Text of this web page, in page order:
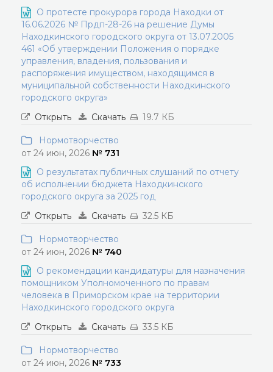
О протесте прокурора города Находки от
16.06.2026 № Прдп-28-26 на решение Думы
Находкинского городского округа от 13.07.2005
461 «Об утверждении Положения о порядке
управления, владения, пользования и
распоряжения имуществом, находящимся в
муниципальной собственности Находкинского
городского округа»
Открыть
Скачать 19.7 КБ
Нормотворчество
от 24 июн, 2026 № 731
О результатах публичных слушаний по отчету
об исполнении бюджета Находкинского
городского округа за 2025 год
Открыть
Скачать 32.5 КБ
Нормотворчество
от 24 июн, 2026 № 740
О рекомендации кандидатуры для назначения
помощником Уполномоченного по правам
человека в Приморском крае на территории
Находкинского городского округа
Открыть
Скачать 33.5 КБ
Нормотворчество
от 24 июн, 2026 № 733